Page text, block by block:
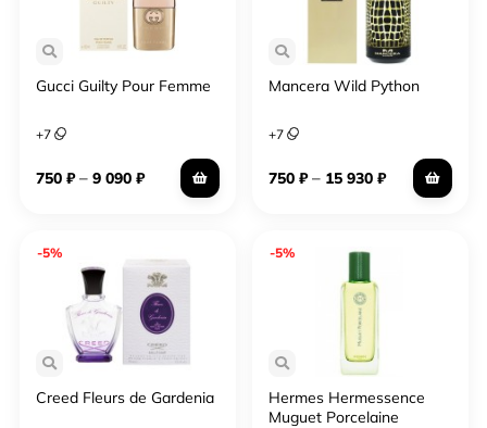
Gucci Guilty Pour Femme
+7
750 ₽– 9 090 ₽
Mancera Wild Python
+7
750 ₽– 15 930 ₽
-5%
Creed Fleurs de Gardenia
-5%
Hermes Hermessence
Muguet Porcelaine